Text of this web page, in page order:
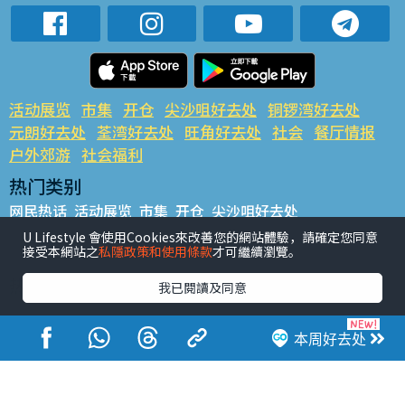
本周好去处
活动展览 市集 开仓 尖沙咀好去处 铜锣湾好去处
元朗好去处 荃湾好去处 旺角好去处 社会 餐厅情报
户外郊游 社会福利
热门类别
网民热话 活动展览 市集 开仓 尖沙咀好去处
铜锣湾好去处 元朗好去处 荃湾好去处 旺角好去处 社会
餐厅情报 户外郊游
热门标签
#UGO揾好去处 #人气活动推介 #美食社群热话
#亲子玩乐好去处
#ULifestyle应用程式
#限时抢
#UJetso礼物放送
#ULifestyle商户中心 #著数 #网络热话
U Lifestyle 會使用Cookies來改善您的網站體驗，請確定您同意
接受本網站之私隱政策和使用條款才可繼續瀏覽。
我已閱讀及同意